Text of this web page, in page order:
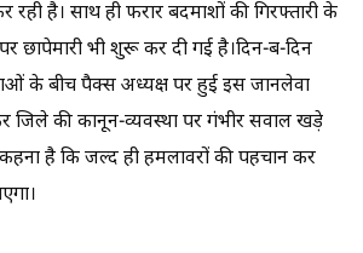
है। साथ ही फरार बदमाशों की गिरफ्तारी के
छापेमारी भी शुरू कर दी गई है।दिन-ब-दिन
के बीच पैक्स अध्यक्ष पर हुई इस जानलेवा
जिले की कानून-व्यवस्था पर गंभीर सवाल खड़े
है कि जल्द ही हमलावरों की पहचान कर